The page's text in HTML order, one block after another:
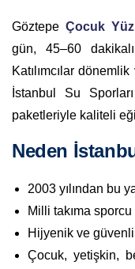
Göztepe Çocuk
gün, 45–60
Katılımcılar
İstanbul Su
paketleriyle kaliteli
Neden
2003 yılından bu
Milli takıma
Hijyenik ve
Çocuk, yetişkin,